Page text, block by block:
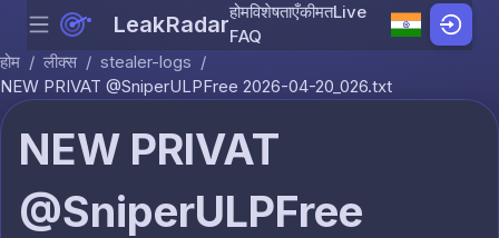
Skip to content
Menu LeakRadarहोमविशेषताएँकीमतLive
FAQ
होम / लीक्स / stealer-logs /
NEW PRIVAT @SniperULPFree 2026-04-20_026.txt
NEW PRIVAT
@SniperULPFree